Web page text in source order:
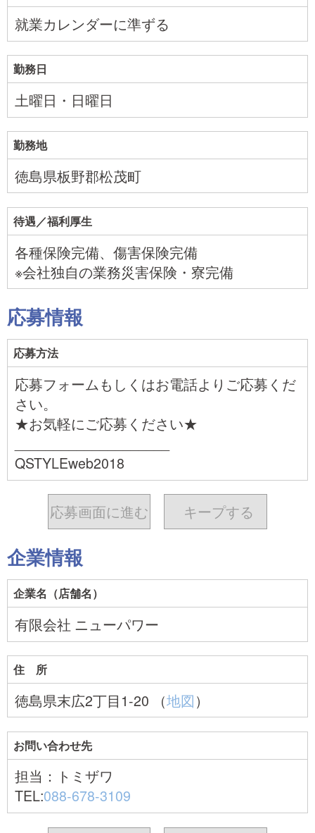
就業カレンダーに準ずる
勤務日
土曜日・日曜日
勤務地
徳島県板野郡松茂町
待遇／福利厚生
各種保険完備、傷害保険完備
※会社独自の業務災害保険・寮完備
応募情報
応募方法
応募フォームもしくはお電話よりご応募くだ
さい。
★お気軽にご応募ください★
QSTYLEweb2018
応募画面に進む キープする
企業情報
企業名（店舗名）
有限会社 ニューパワー
住 所
徳島県末広2丁目1-20 （地図）
お問い合わせ先
担当：トミザワ
TEL:088-678-3109